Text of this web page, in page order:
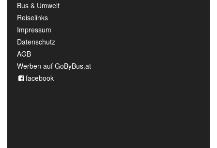
Bus & Umwelt
Reiselinks
Impressum
Datenschutz
AGB
Werben auf GoByBus.at
facebook